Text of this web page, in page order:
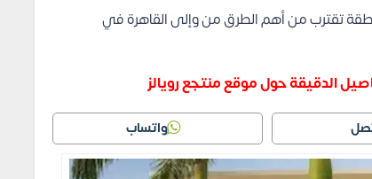
تقترب من أهم الطرق من وإلى القاهرة في
الدقيقة حول موقع منتجع رويالز
واتساب